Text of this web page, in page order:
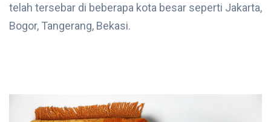
telah tersebar di beberapa kota besar seperti Jakarta,
Bogor, Tangerang, Bekasi.